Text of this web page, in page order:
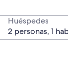
Huéspedes